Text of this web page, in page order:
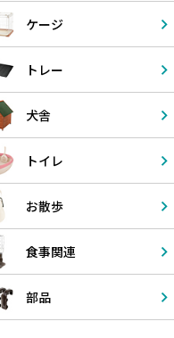
ケージ
トレー
犬舎
トイレ
お散歩
食事関連
部品